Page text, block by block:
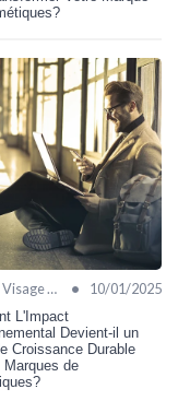
Soins du Visage Bio • 10/01/2025
L'Impact
Devient-il un
Croissance Durable
Marques de